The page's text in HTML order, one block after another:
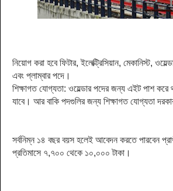
নিয়োগ করা হবে ফিটার, ইলেক্ট্রিসিয়ান, মেকানিস্ট,
এবং প্লাম্বার পদে।
শিক্ষাগত যোগ্যতা: ওয়েল্ডার পদের জন্য এইট পাশ
যাবে। আর বাকি পদগুলির জন্য শিক্ষাগত যোগ্যতা
সর্বনিম্ন ১৪ বছর বয়স হলেই আবেদন করতে পারবেন
প্রতিমাসে ৭,৭০০ থেকে ১০,০০০ টাকা।